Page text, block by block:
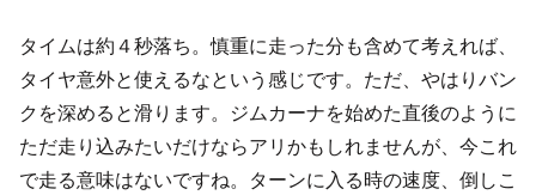
タイムは約４秒落ち。慎重に走った分も含めて考えれば、
タイヤ意外と使えるなという感じです。ただ、やはりバン
クを深めると滑ります。ジムカーナを始めた直後のように
ただ走り込みたいだけならアリかもしれませんが、今これ
で走る意味はないですね。ターンに入る時の速度、倒しこ